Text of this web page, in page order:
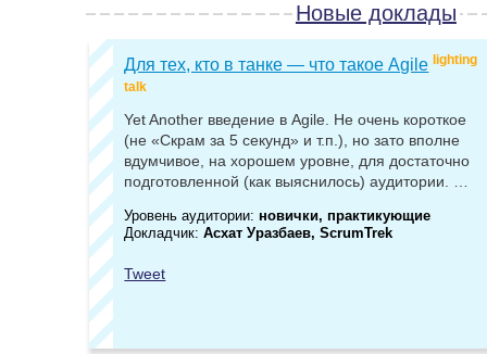
Новые доклады
Для тех, кто в танке — что такое Agile lighting
talk
Yet Another введение в Agile. Не очень короткое
(не «Скрам за 5 секунд» и т.п.), но зато вполне
вдумчивое, на хорошем уровне, для достаточно
подготовленной (как выяснилось) аудитории. …
Уровень аудитории:новички, практикующие
Докладчик:Асхат Уразбаев, ScrumTrek
Tweet